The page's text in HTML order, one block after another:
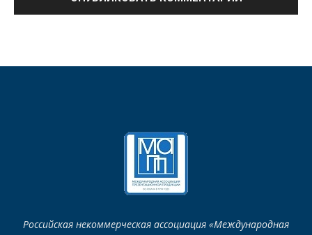
Российская некоммерческая ассоциация «Международная